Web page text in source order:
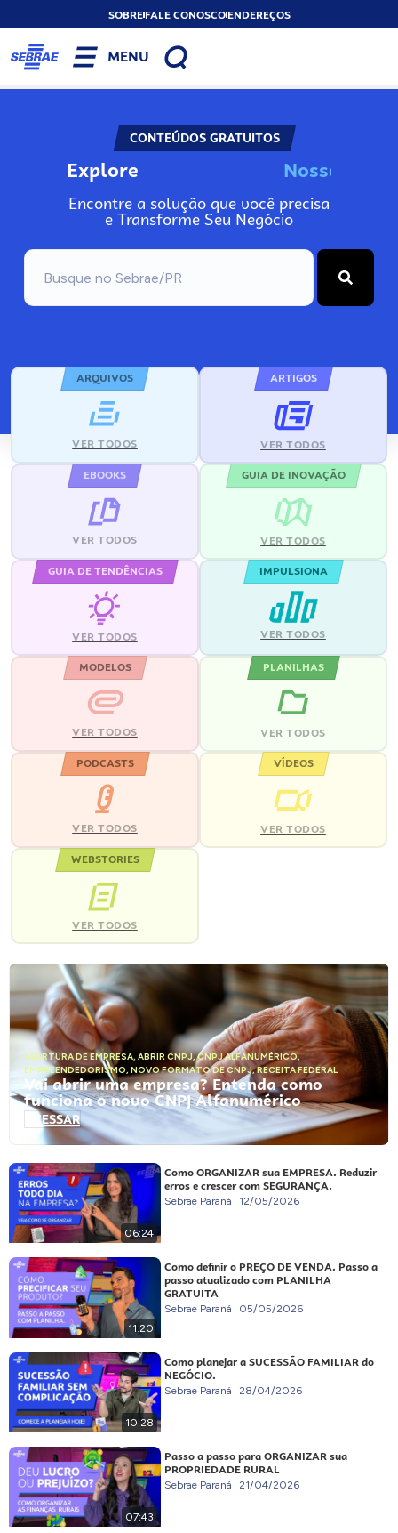
SOBREFALE CONOSCOENDEREÇOS
MENU
CONTEÚDOS GRATUITOS
Explore Nos
Encontre a solução que você precisa
e Transforme Seu Negócio
ARQUIVOS
VER TODOS
ARTIGOS
VER TODOS
EBOOKS
VER TODOS
GUIA DE INOVAÇÃO
VER TODOS
GUIA DE TENDÊNCIAS
VER TODOS
IMPULSIONA
VER TODOS
MODELOS
VER TODOS
PLANILHAS
VER TODOS
PODCASTS
VER TODOS
VÍDEOS
VER TODOS
WEBSTORIES
VER TODOS
ABERTURA DE EMPRESA, ABRIR CNPJ,CNPJ ALFANUMÉRICO,
EMPREENDEDORISMO, NOVO FORMATO DE CNPJ,RECEITA FEDERAL
Vai abrir uma empresa? Entenda como
funciona o novo CNPJ Alfanumérico
ACESSAR
06:24
Como ORGANIZAR sua EMPRESA. Reduzir
erros e crescer com SEGURANÇA.
Sebrae Paraná 12/05/2026
11:20
Como definir o PREÇO DE VENDA. Passo a
passo atualizado com PLANILHA
GRATUITA
Sebrae Paraná 05/05/2026
10:28
Como planejar a SUCESSÃO FAMILIAR do
NEGÓCIO.
Sebrae Paraná 28/04/2026
07:43
Passo a passo para ORGANIZAR sua
PROPRIEDADE RURAL
Sebrae Paraná 21/04/2026